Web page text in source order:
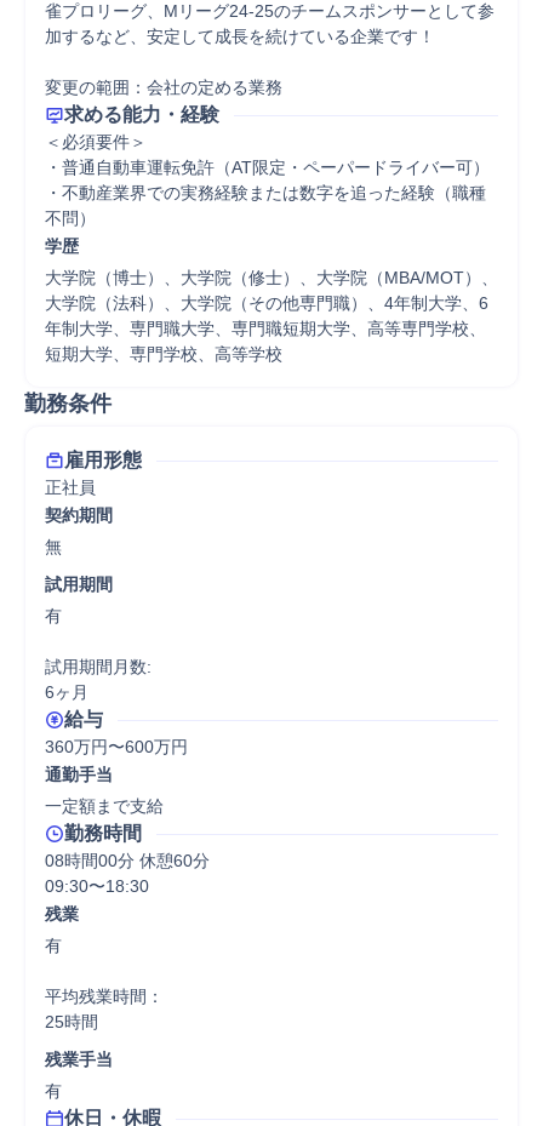
雀プロリーグ、Mリーグ24-25のチームスポンサーとして参
加するなど、安定して成長を続けている企業です！
変更の範囲：会社の定める業務
求める能力・経験
＜必須要件＞
・普通自動車運転免許（AT限定・ペーパードライバー可）
・不動産業界での実務経験または数字を追った経験（職種
不問）
学歴
大学院（博士）、大学院（修士）、大学院（MBA/MOT）、
大学院（法科）、大学院（その他専門職）、4年制大学、6
年制大学、専門職大学、専門職短期大学、高等専門学校、
短期大学、専門学校、高等学校
勤務条件
雇用形態
正社員
契約期間
無
試用期間
有
試用期間月数:
6ヶ月
給与
360万円〜600万円
通勤手当
一定額まで支給
勤務時間
08時間00分 休憩60分
09:30〜18:30
残業
有
平均残業時間：
25時間
残業手当
有
休日・休暇